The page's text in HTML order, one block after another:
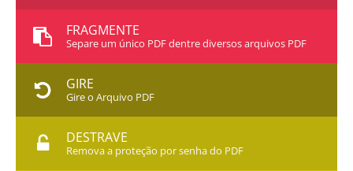
FRAGMENTE
Separe um único PDF dentre diversos arquivos PDF
GIRE
Gire o Arquivo PDF
DESTRAVE
Remova a proteção por senha do PDF